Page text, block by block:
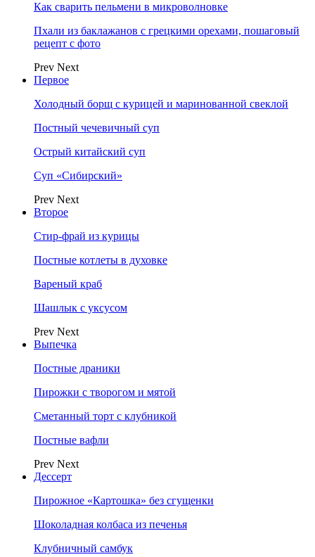
Как сварить пельмени в микроволновке
Пхали из баклажанов с грецкими орехами, пошаговый
рецепт с фото
Prev Next
Первое
Холодный борщ с курицей и маринованной свеклой
Постный чечевичный суп
Острый китайский суп
Суп «Сибирский»
Prev Next
Второе
Стир-фрай из курицы
Постные котлеты в духовке
Вареный краб
Шашлык с уксусом
Prev Next
Выпечка
Постные драники
Пирожки с творогом и мятой
Сметанный торт с клубникой
Постные вафли
Prev Next
Дессерт
Пирожное «Картошка» без сгущенки
Шоколадная колбаса из печенья
Клубничный самбук